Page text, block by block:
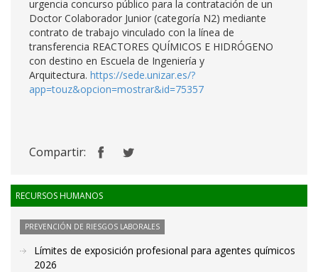
urgencia concurso público para la contratación de un
Doctor Colaborador Junior (categoría N2) mediante
contrato de trabajo vinculado con la línea de
transferencia REACTORES QUÍMICOS E HIDRÓGENO
con destino en Escuela de Ingeniería y
Arquitectura. https://sede.unizar.es/?
app=touz&opcion=mostrar&id=75357
Compartir:
RECURSOS HUMANOS
PREVENCIÓN DE RIESGOS LABORALES
Límites de exposición profesional para agentes químicos
2026